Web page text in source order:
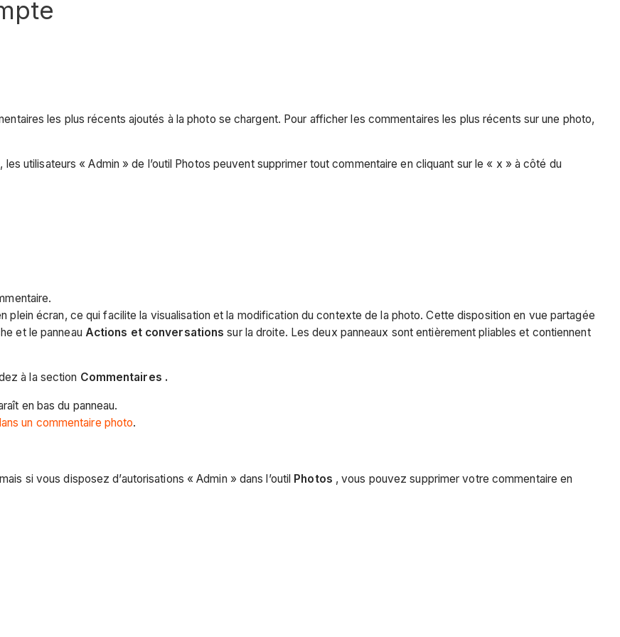
les plus récents ajoutés à la photo se chargent. Pour afficher les commentaires les plus récents sur une photo,
utilisateurs « Admin » de l’outil Photos peuvent supprimer tout commentaire en cliquant sur le « x » à côté du
plein écran, ce qui facilite la visualisation et la modification du contexte de la photo. Cette disposition en vue partagée
et le panneau Actions et conversations sur la droite. Les deux panneaux sont entièrement pliables et contiennent
à la section Commentaires .
en bas du panneau.
un commentaire photo.
si vous disposez d’autorisations « Admin » dans l’outil Photos , vous pouvez supprimer votre commentaire en